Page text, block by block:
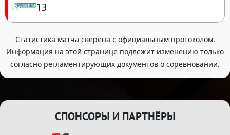
13
Статистика матча сверена с официальным протоколом.
Информация на этой странице подлежит изменению только
согласно регламентирующих документов о соревновании.
СПОНСОРЫ И ПАРТНЁРЫ